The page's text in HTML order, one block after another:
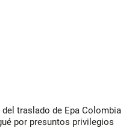
traslado de Epa Colombia
por presuntos privilegios